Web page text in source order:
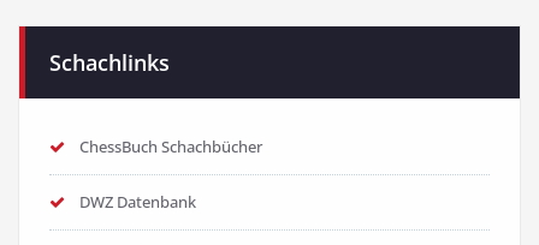
Schachlinks
ChessBuch Schachbücher
DWZ Datenbank